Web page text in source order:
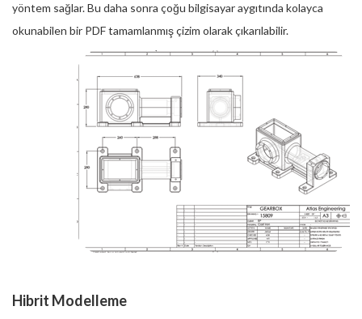
yöntem sağlar. Bu daha sonra çoğu bilgisayar aygıtında kolayca
okunabilen bir PDF tamamlanmış çizim olarak çıkarılabilir.
Hibrit Modelleme